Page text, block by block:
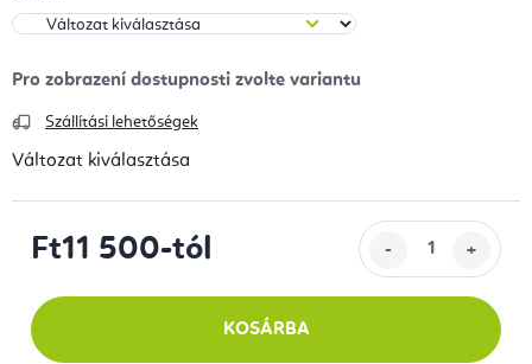
Szállítási lehetőségek
Változat kiválasztása
Ft11 500-tól
KOSÁRBA